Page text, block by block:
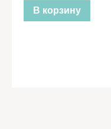
В корзину